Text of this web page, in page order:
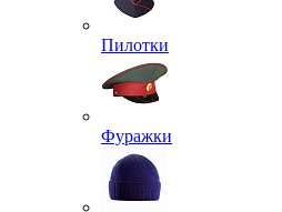
Пилотки
Фуражки